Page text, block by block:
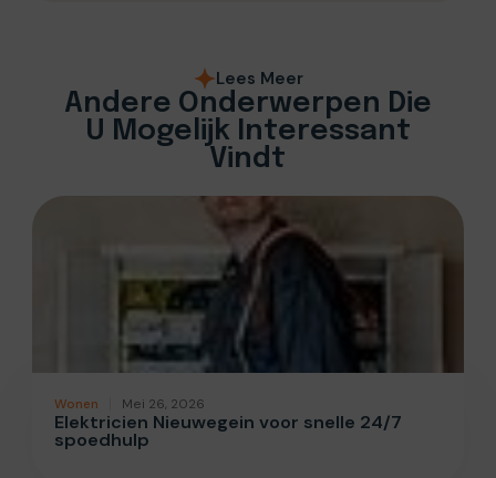
Lees Meer
Andere Onderwerpen Die
U Mogelijk Interessant
Vindt
Wonen Mei 26, 2026
Elektricien Nieuwegein voor snelle 24/7
spoedhulp